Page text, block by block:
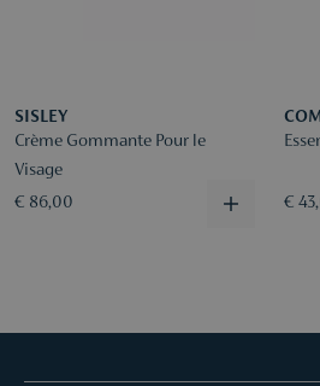
SISLEY
Crème Gommante Pour le
Visage
€ 86,00
€